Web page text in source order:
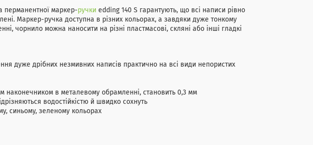
маркер-ручки edding 140 S гарантують, що всі написи рівно
Маркер-ручка доступна в різних кольорах, а завдяки дуже тонкому
чорнило можна наносити на різні пластмасові, скляні або інші гладкі
дуже дрібних незмивних написів практично на всі види непористих
наконечником в металевому обрамленні, становить 0,3 мм
водостійкістю й швидко сохнуть
синьому, зеленому кольорах